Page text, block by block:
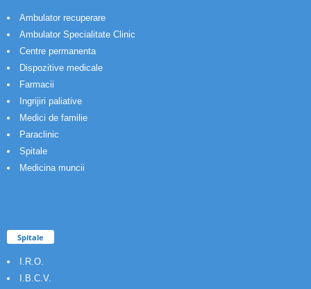
Ambulator recuperare
Ambulator Specialitate Clinic
Centre permanenta
Dispozitive medicale
Farmacii
Ingrijiri paliative
Medici de familie
Paraclinic
Spitale
Medicina muncii
Spitale
I.R.O.
I.B.C.V.